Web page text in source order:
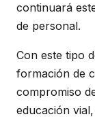
continuará
de personal.
Con este tipo
formación de
compromiso
educación